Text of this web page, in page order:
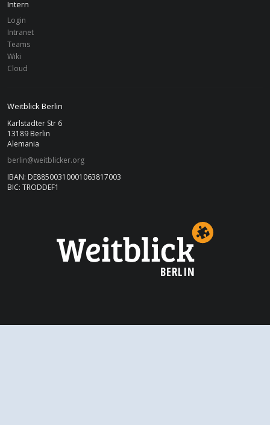
Intern
Login
Intranet
Teams
Wiki
Cloud
Weitblick Berlin
Karlstadter Str 6
13189 Berlin
Alemania
berlin@weitblicker.org
IBAN: DE88500310001063817003
BIC: TRODDEF1
BERLIN